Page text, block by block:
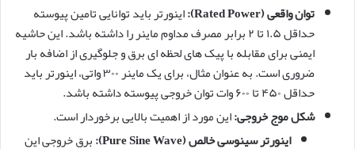
توان واقعی (Rated Power):
اینورتر باید توانایی تامین پیوسته
حداقل ۱.۵ تا ۲ برابر مصرف مداوم ماینر را داشته باشد. این حاشیه
ایمنی برای مقابله با پیک های لحظه ای برق و جلوگیری از اضافه بار
ضروری است. به عنوان مثال، برای یک ماینر ۳۰۰ واتی، اینورتر باید
حداقل ۴۵۰ تا ۶۰۰ وات توان خروجی پیوسته داشته باشد.
شکل موج خروجی:این مورد از اهمیت بالایی برخوردار است.
اینورتر سینوسی خالص (Pure Sine Wave):
برق خروجی این